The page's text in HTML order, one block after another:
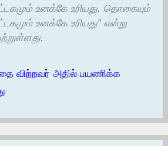
உனக்கே உரியது. தொகையும்
உனக்கே உரியது” என்று
விற்றவர் அதில் பயணிக்க